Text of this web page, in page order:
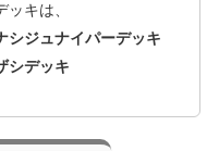
キは、
シジュナイパーデッキ
シデッキ